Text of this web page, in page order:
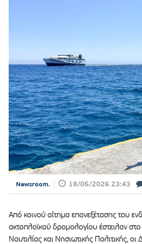
Newsroom. 18/05/2026 23:43
Από κοινού αίτημα επανεξέτασης του
ακτοπλοϊκού δρομολογίου έστειλαν
Ναυτιλίας και Νησιωτικής Πολιτικής,